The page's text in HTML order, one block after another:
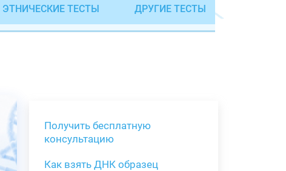
ЭТНИЧЕСКИЕ ТЕСТЫ ДРУГИЕ ТЕСТЫ
Получить бесплатную
консультацию
Как взять ДНК образец